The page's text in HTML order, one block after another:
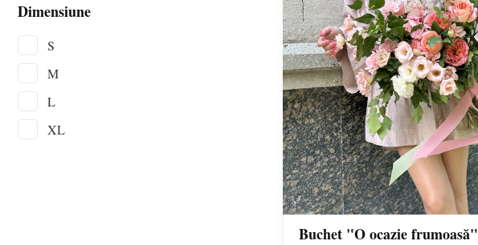
Dimensiune
S
M
L
XL
Buchet "O ocazie frumoasă"